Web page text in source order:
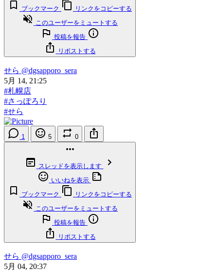
ブックマーク
リンクをコピーする
このユーザーをミュートする
投稿を報告
リポストする
せら @dgsapporo_sera
5月 14, 21:25
#札幌店
#さっぽろり
#せら
1 5 0
スレッドを表示します
いいねを表示
ブックマーク
リンクをコピーする
このユーザーをミュートする
投稿を報告
リポストする
せら @dgsapporo_sera
5月 04, 20:37